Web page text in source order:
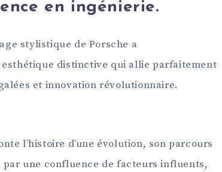
en ingénierie.
stylistique de Porsche a
distinctive qui allie parfaitement
et innovation révolutionnaire.
l’histoire d’une évolution, son parcours
une confluence de facteurs influents,